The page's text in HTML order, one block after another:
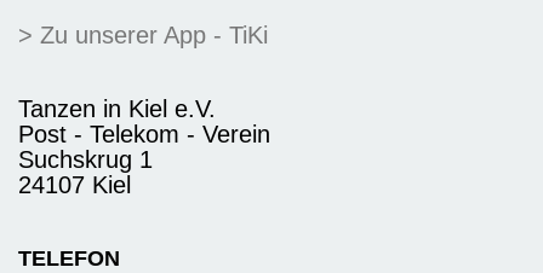
> Zu unserer App - TiKi
Tanzen in Kiel e.V.
Post - Telekom - Verein
Suchskrug 1
24107 Kiel
TELEFON